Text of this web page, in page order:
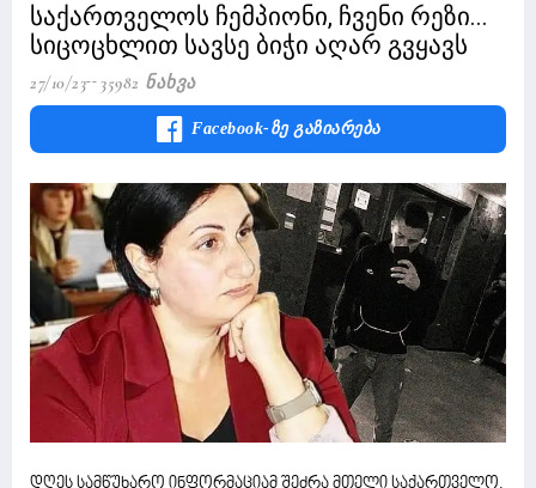
საქართველოს ჩემპიონი, ჩვენი რეზი...
სიცოცხლით სავსე ბიჭი აღარ გვყავს
27/10/23 35982 Ნახვა
Facebook-Ზე Გაზიარება
დღეს სამწუხარო ინფორმაციამ შეძრა მთელი საქართველო,